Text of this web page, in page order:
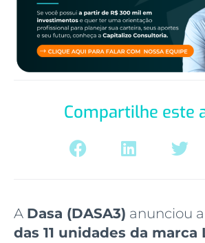
Compartilhe este
A Dasa (DASA3) anunciou a
das 11 unidades da marca